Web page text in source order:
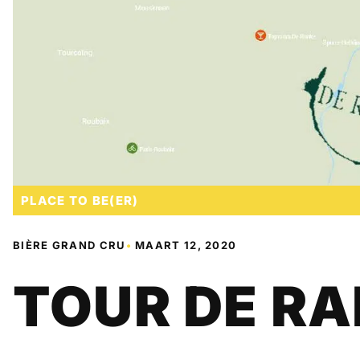
PLACE TO BE(ER)
BIÈRE GRAND CRU •MAART 12, 2020
TOUR DE